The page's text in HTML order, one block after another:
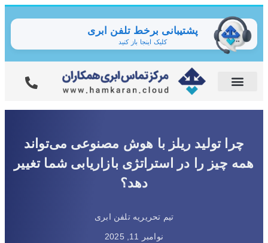
پشتیبانی برخط تلفن ابری
کلیک اینجا باز کنید
چرا تولید ریلز با هوش مصنوعی می‌تواند
همه چیز را در استراتژی بازاریابی شما تغییر
دهد؟
تیم تحریریه تلفن ابری
نوامبر 11, 2025